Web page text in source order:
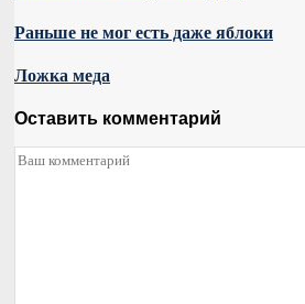
Раньше не мог есть даже яблоки
Ложка меда
Оставить комментарий